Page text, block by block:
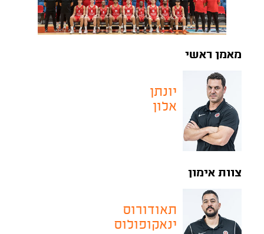
מאמן ראשי
יונתן
אלון
צוות אימון
תאודורוס
ינאקופולוס